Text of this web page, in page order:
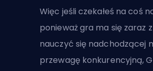
Więc jeśli czekałeś na coś
ponieważ gra ma się zaraz
nauczyć się nadchodzącej
przewagę konkurencyjną,